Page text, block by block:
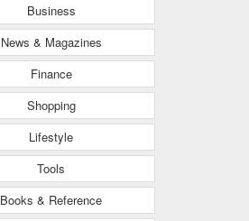
Business
News & Magazines
Finance
Shopping
Lifestyle
Tools
Books & Reference